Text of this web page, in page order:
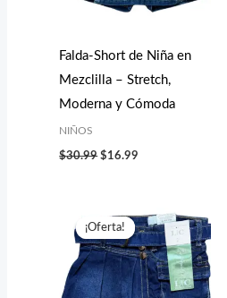
Falda-Short de Niña en
Mezclilla – Stretch,
Moderna y Cómoda
NIÑOS
$30.99 $16.99
¡Oferta!
¡Oferta!
precio
original
era:
$30.99.
precio
actual
es:
$16.99.